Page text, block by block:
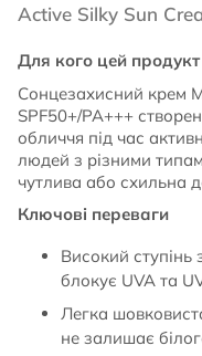
Active Silky Sun
Для кого цей продукт
Сонцезахисний крем
SPF50+/PA+++
обличчя під час
людей з різними
чутлива або схильна
Ключові переваги
Високий ступінь
блокує UVA та
Легка
не залишає